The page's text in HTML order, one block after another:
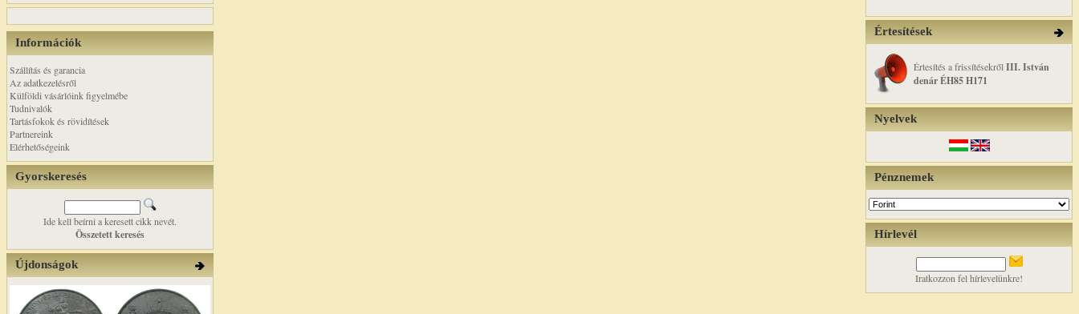
Információk
Szállítás és garancia
Az adatkezelésről
Külföldi vásárlóink figyelmébe
Tudnivalók
Tartásfokok és rövidítések
Partnereink
Elérhetőségeink
Gyorskeresés
Ide kell beírni a keresett cikk nevét.
Összetett keresés
Újdonságok
Értesítések
Értesítés a frissítésekről III. István
denár ÉH85 H171
Nyelvek
Pénznemek
Hírlevél
Iratkozzon fel hírlevelünkre!